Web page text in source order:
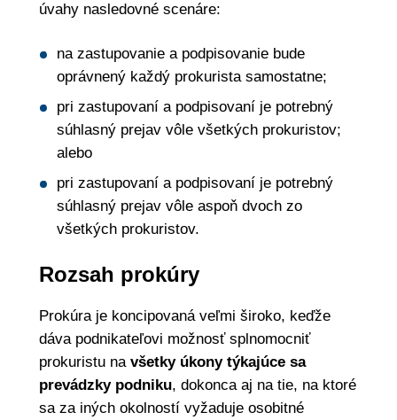
úvahy nasledovné scenáre:
na zastupovanie a podpisovanie bude
oprávnený každý prokurista samostatne;
pri zastupovaní a podpisovaní je potrebný
súhlasný prejav vôle všetkých prokuristov;
alebo
pri zastupovaní a podpisovaní je potrebný
súhlasný prejav vôle aspoň dvoch zo
všetkých prokuristov.
Rozsah prokúry
Prokúra je koncipovaná veľmi široko, keďže
dáva podnikateľovi možnosť splnomocniť
prokuristu na všetky úkony týkajúce sa
prevádzky podniku, dokonca aj na tie, na ktoré
sa za iných okolností vyžaduje osobitné